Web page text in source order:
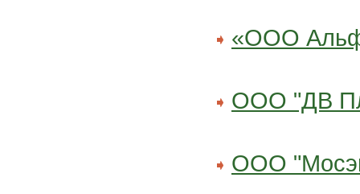
«ООО
ООО "ДВ
ООО